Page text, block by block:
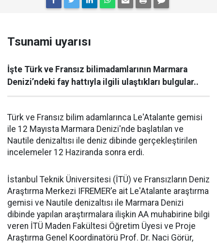
Tsunami uyarısı
İşte Türk ve Fransız bilimadamlarının Marmara
Denizi’ndeki fay hattıyla ilgili ulaştıkları bulgular..
Türk ve Fransız bilim adamlarınca Le'Atalante gemisi
ile 12 Mayısta Marmara Denizi'nde başlatılan ve
Nautile denizaltısı ile deniz dibinde gerçekleştirilen
incelemeler 12 Haziranda sonra erdi.
İstanbul Teknik Üniversitesi (İTÜ) ve Fransızların Deniz
Araştırma Merkezi IFREMER'e ait Le'Atalante araştırma
gemisi ve Nautile denizaltısı ile Marmara Denizi
dibinde yapılan araştırmalara ilişkin AA muhabirine bilgi
veren İTÜ Maden Fakültesi Öğretim Üyesi ve Proje
Araştırma Genel Koordinatörü Prof. Dr. Naci Görür,